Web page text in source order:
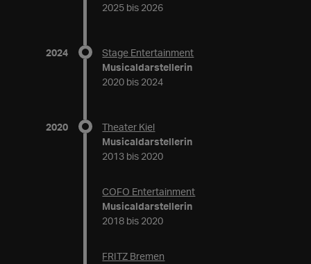
2025 bis 2026
2024
Stage Entertainment
Musicaldarstellerin
2020 bis 2024
2020
Theater Kiel
Musicaldarstellerin
2013 bis 2020
COFO Entertainment
Musicaldarstellerin
2018 bis 2020
FRITZ Bremen